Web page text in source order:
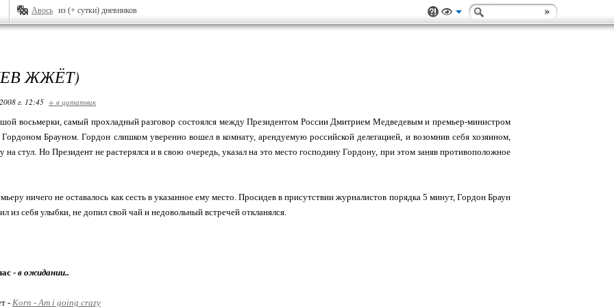
Авось из (+ сутки) дневников
ЖЖЁТ)
г. 12:45 + в цитатник
восьмерки, самый прохладный разговор состоялся между Президентом России Дмитрием Медведевым и премьер-министром
Брауном. Гордон слишком уверенно вошел в комнату, арендуемую российской делегацией, и возомнив себя хозяином,
на стул. Но Президент не растерялся и в свою очередь, указал на это место господину Гордону, при этом заняв противоположное
ничего не оставалось как сесть в указанное ему место. Просидев в присутствии журналистов порядка 5 минут, Гордон Браун
из себя улыбки, не допил свой чай и недовольный встречей откланялся.
- в ожидании..
- Korn - Am i going crazy